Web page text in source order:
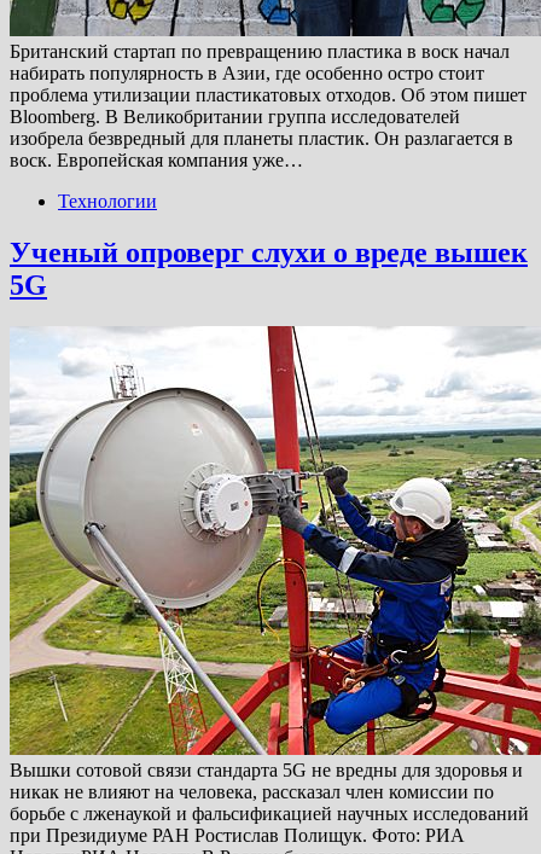
Британский стартап по превращению пластика в воск начал
набирать популярность в Азии, где особенно остро стоит
проблема утилизации пластикатовых отходов. Об этом пишет
Bloomberg. В Великобритании группа исследователей
изобрела безвредный для планеты пластик. Он разлагается в
воск. Европейская компания уже…
Технологии
Ученый опроверг слухи о вреде вышек
5G
Вышки сотовой связи стандарта 5G не вредны для здоровья и
никак не влияют на человека, рассказал член комиссии по
борьбе с лженаукой и фальсификацией научных исследований
при Президиуме РАН Ростислав Полищук. Фото: РИА